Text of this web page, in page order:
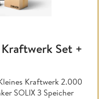
Set +
Kraftwerk 2.000
SOLIX 3 Speicher